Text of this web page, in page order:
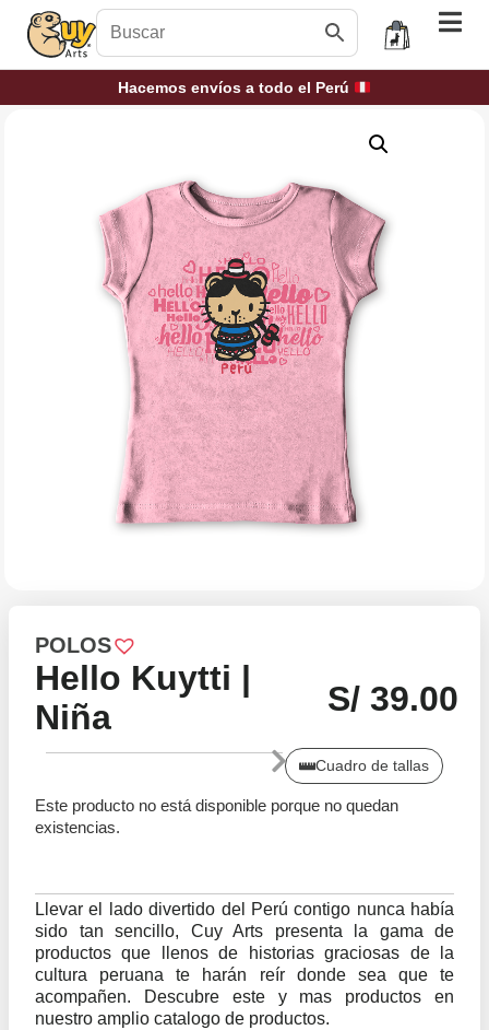
Hacemos envíos a todo el Perú
POLOS
Hello Kuytti |
Niña
S/39.00
Cuadro de tallas
Este producto no está disponible porque no quedan
existencias.
Llevar el lado divertido del Perú contigo nunca había
sido tan sencillo, Cuy Arts presenta la gama de
productos que llenos de historias graciosas de la
cultura peruana te harán reír donde sea que te
acompañen. Descubre este y mas productos en
nuestro amplio catalogo de productos.